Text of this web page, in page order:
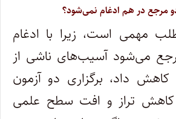
مرجع در هم ادغام نمی‌شود؟
مهمی است، زیرا با ادغام
می‌شود آسیب‌های ناشی از
کاهش داد، برگزاری دو آزمون
تراز و افت سطح علمی